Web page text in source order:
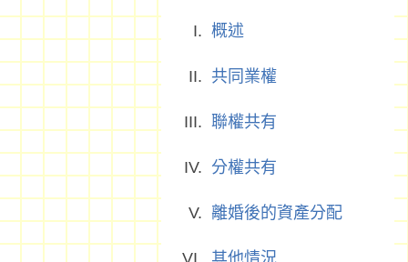
概述
共同業權
聯權共有
分權共有
離婚後的資產分配
其他情況